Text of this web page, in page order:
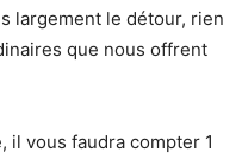
largement le détour, rien
que nous offrent
il vous faudra compter 1